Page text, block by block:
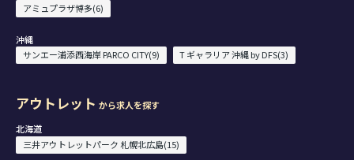
アミュプラザ博多(6)
沖縄
サンエー浦添西海岸 PARCO CITY(9)
T ギャラリア 沖縄 by DFS(3)
アウトレット から求人を探す
北海道
三井アウトレットパーク 札幌北広島(15)